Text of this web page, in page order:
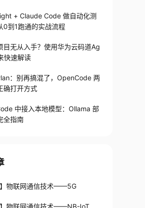
+ Claude Code 做自动化测
0到1跑通的实战流程
目无从入手？使用华为云码道Ag
快速解读
：别再搞混了，OpenCode 两
确打开方式
中接入本地模型：Ollama 部
全指南
】物联网通信技术——5G
】物联网通信技术——NB-IoT